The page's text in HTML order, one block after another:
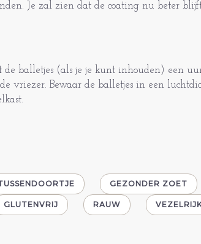
Je zal zien dat de coating nu beter
de balletjes (als je je kunt inhouden) een
vriezer. Bewaar de balletjes in een
GEZONDER ZOET
GLUTENVRIJ RAUW